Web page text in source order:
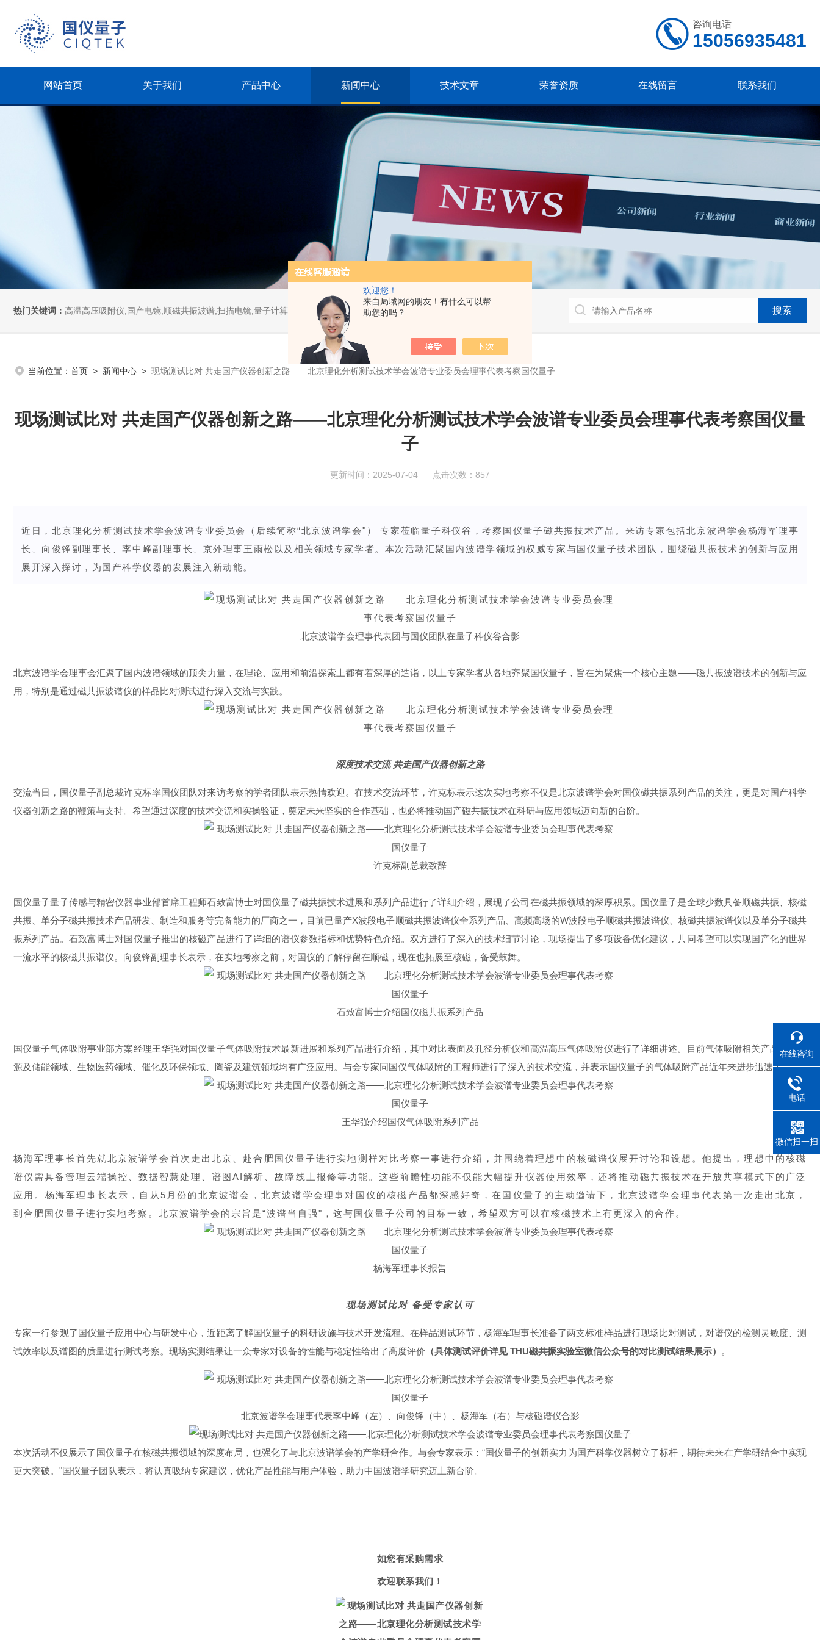
欢迎您！
来自局域网的朋友！有什么可以帮
助您的吗？
咨询电话
15056935481
网站首页 关于我们 产品中心 新闻中心 技术文章 荣誉资质 在线留言 联系我们
热门关键词： 高温高压吸附仪,国产电镜,顺磁共振波谱,扫描电镜,量子计算教学...
当前位置： 首页 > 新闻中心 > 现场测试比对 共走国产仪器创新之路——北京理化分析测试技术学会波谱专业委员会理事代表考察国仪量子
现场测试比对 共走国产仪器创新之路——北京理化分析测试技术学会波谱专业委员会理事代表考察国仪量
子
更新时间：2025-07-04 点击次数：857
近日，北京理化分析测试技术学会波谱专业委员会（后续简称“北京波谱学会"） 专家莅临量子科仪谷，考察国仪量子磁共振技术产品。 来访专家包括北京波谱学会杨海军理事
长、向俊锋副理事长、李中峰副理事长、京外理事王雨松以及相关领域专家学者。 本次活动汇聚国内波谱学领域的权威专家与国仪量子技术团队，围绕磁共振技术的创新与应用
展开深入探讨，为国产科学仪器的发展注入新动能。
北京波谱学会理事代表团与国仪团队在量子科仪谷合影
北京波谱学会理事会汇聚了国内波谱领域的顶尖力量，在理论、应用和前沿探索上都有着深厚的造诣，以上专家学者从各地齐聚国仪量子，旨在为聚焦一个核心主题——磁共振波谱技术的创新与应
用，特别是通过磁共振波谱仪的样品比对测试进行深入交流与实践。
深度技术交流 共走国产仪器创新之路
交流当日，国仪量子副总裁许克标率国仪团队对来访考察的学者团队表示热情欢迎。在技术交流环节，许克标表示这次实地考察不仅是北京波谱学会对国仪磁共振系列产品的关注，更是对国产科学
仪器创新之路的鞭策与支持。希望通过深度的技术交流和实操验证，奠定未来坚实的合作基础，也必将推动国产磁共振技术在科研与应用领域迈向新的台阶。
许克标副总裁致辞
国仪量子量子传感与精密仪器事业部首席工程师石致富博士对国仪量子磁共振技术进展和系列产品进行了详细介绍，展现了公司在磁共振领域的深厚积累。国仪量子是全球少数具备顺磁共振、核磁
共振、单分子磁共振技术产品研发、制造和服务等完备能力的厂商之一，目前已量产X波段电子顺磁共振波谱仪全系列产品、高频高场的W波段电子顺磁共振波谱仪、核磁共振波谱仪以及单分子磁共
振系列产品。石致富博士对国仪量子推出的核磁产品进行了详细的谱仪参数指标和优势特色介绍。双方进行了深入的技术细节讨论，现场提出了多项设备优化建议，共同希望可以实现国产化的世界
一流水平的核磁共振谱仪。向俊锋副理事长表示，在实地考察之前，对国仪的了解停留在顺磁 ，现在也拓展至核磁，备受鼓舞。
石致富博士介绍国仪磁共振系列产品
国仪量子气体吸附事业部方案经理王华强对国仪量子气体吸附技术最新进展和系列产品进行介绍，其中对比表面及孔径分析仪和高温高压气体吸附仪进行了详细讲述。目前气体吸附相关产品在新能
源及储能领域、生物医药领域、催化及环保领域、陶瓷及建筑领域均有广泛应用。与会专家同国仪气体吸附的工程师进行了深入的技术交流，并表示国仪量子的气体吸附产品近年来进步迅速！
王华强介绍国仪气体吸附系列产品
杨海军理事长首先就北京波谱学会首次走出北京、赴合肥国仪量子进行实地测样对比考察一事进行介绍，并围绕着理想中的核磁谱仪展开讨论和设想。他提出，理想中的核磁
谱仪需具备管理云端操控、数据智慧处理、谱图AI解析、故障线上报修等功能。这些前瞻性功能不仅能大幅提升仪器使用效率，还将推动磁共振技术在开放共享模式下的广泛
应用。 杨海军理事长表示，自从5月份的北京波谱会，北京波谱学会理事对国仪的核磁产品都深感好奇，在国仪量子的主动邀请下，北京波谱学会理事代表第一次走出北京，
到合肥国仪量子进行实地考察。 北京波谱学会的宗旨是“波谱当自强"，这与国仪量子公司的目标一致，希望双方可以在核磁技术上有更深入的合作。
杨海军理事长报告
现场测试比对 备受专家认可
专家一行参观了国仪量子应用中心与研发中心，近距离了解国仪量子的科研设施与技术开发流程。在样品测试环节，杨海军理事长准备了两支标准样品进行现场比对测试，对谱仪的检测灵敏度、测
试效率以及谱图的质量进行测试考察。现场实测结果让一众专家对设备的性能与稳定性给出了高度评价 （具体测试评价详见 THU磁共振实验室微信公众号的对比测试结果展示） 。
北京波谱学会理事代表李中峰（左）、向俊锋（中）、杨海军（右）与核磁谱仪合影
本次活动不仅展示了国仪量子在核磁共振领域的深度布局，也强化了与北京波谱学会的产学研合作。与会专家表示：“国仪量子的创新实力为国产科学仪器树立了标杆，期待未来在产学研结合中实现
更大突破。"国仪量子团队表示，将认真吸纳专家建议，优化产品性能与用户体验，助力中国波谱学研究迈上新台阶。
如您有采购需求
欢迎联系我们！
在线咨询
电话
微信扫一扫